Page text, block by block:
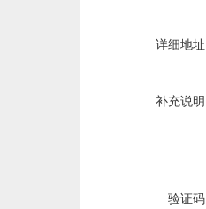
详细地
补充说
验证